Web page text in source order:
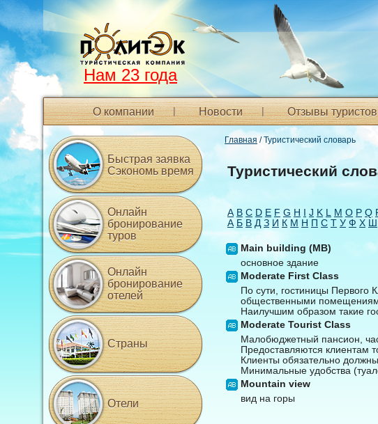
Нам 23 года
О компании Новости Отзывы туристов
Главная / Туристический словарь
Туристический
A B C D E F G H I J K L M O P Q
А Б В Д З И К М Н П С Т У Ф Х Ш
Main building (MB)
основное здание
Moderate First Class
По сути, гостиницы
общественными
Наилучшим образом такие
Moderate Tourist Class
Малобюджетный пансион,
Предоставляются клиентам
Клиенты обязательно
Минимальные удобства
Mountain view
вид на горы
Быстрая заявка
Сэкономь время
Онлайн
бронирование
туров
Онлайн
бронирование
отелей
Страны
Отели